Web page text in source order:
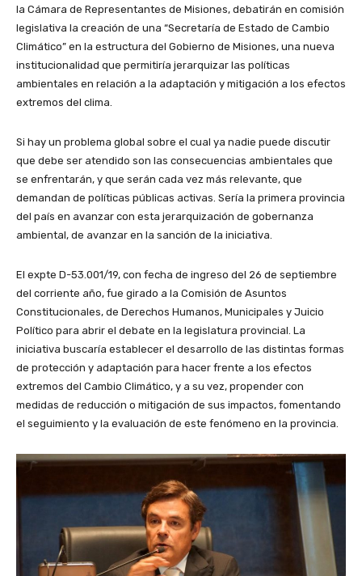
la Cámara de Representantes de Misiones, debatirán en comisión
legislativa la creación de una “Secretaría de Estado de Cambio
Climático” en la estructura del Gobierno de Misiones, una nueva
institucionalidad que permitiría jerarquizar las políticas
ambientales en relación a la adaptación y mitigación a los efectos
extremos del clima.
Si hay un problema global sobre el cual ya nadie puede discutir
que debe ser atendido son las consecuencias ambientales que
se enfrentarán, y que serán cada vez más relevante, que
demandan de políticas públicas activas. Sería la primera provincia
del país en avanzar con esta jerarquización de gobernanza
ambiental, de avanzar en la sanción de la iniciativa.
El expte D-53.001/19, con fecha de ingreso del 26 de septiembre
del corriente año, fue girado a la Comisión de Asuntos
Constitucionales, de Derechos Humanos, Municipales y Juicio
Político para abrir el debate en la legislatura provincial. La
iniciativa buscaría establecer el desarrollo de las distintas formas
de protección y adaptación para hacer frente a los efectos
extremos del Cambio Climático, y a su vez, propender con
medidas de reducción o mitigación de sus impactos, fomentando
el seguimiento y la evaluación de este fenómeno en la provincia.